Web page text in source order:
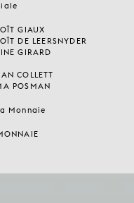
GIAUX
DE LEERSNYDER
GIRARD
COLLETT
POSMAN
Monnaie